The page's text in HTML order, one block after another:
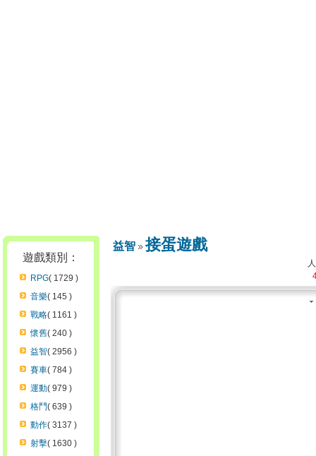
遊戲類別：
RPG( 1729 )
音樂( 145 )
戰略( 1161 )
懷舊( 240 )
益智( 2956 )
賽車( 784 )
運動( 979 )
格鬥( 639 )
動作( 3137 )
射擊( 1630 )
益智 接蛋遊戲